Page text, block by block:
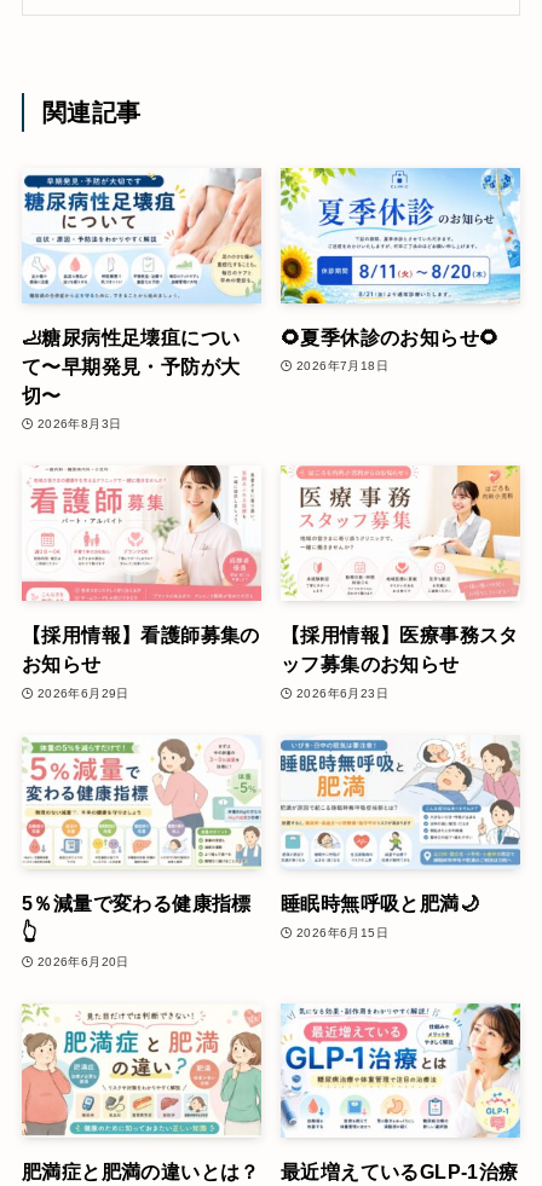
関連記事
🦶糖尿病性足壊疽につい
て〜早期発見・予防が大
切〜
2026年8月3日
🌻夏季休診のお知らせ🌻
2026年7月18日
【採用情報】看護師募集の
お知らせ
2026年6月29日
【採用情報】医療事務スタ
ッフ募集のお知らせ
2026年6月23日
5％減量で変わる健康指標
👆
2026年6月20日
睡眠時無呼吸と肥満🌙
2026年6月15日
肥満症と肥満の違いとは？
最近増えているGLP-1治療